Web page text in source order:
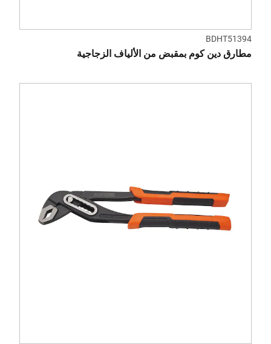
BDHT51394
مطارق دين كوم بمقبض من الألياف الزجاجية